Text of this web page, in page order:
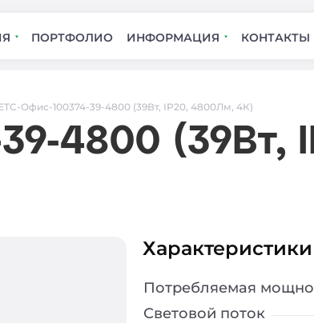
ПОРТФОЛИО ИНФОРМАЦИЯ КОНТАКТЫ
Офис-100374-39-4800 (39Вт, IP20, 4800Лм, 4К)
4800 (39Вт,
Характеристики
Потребляемая
Световой поток